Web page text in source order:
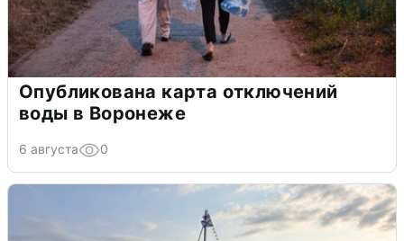
Опубликована карта отключений
воды в Воронеже
6 августа 0